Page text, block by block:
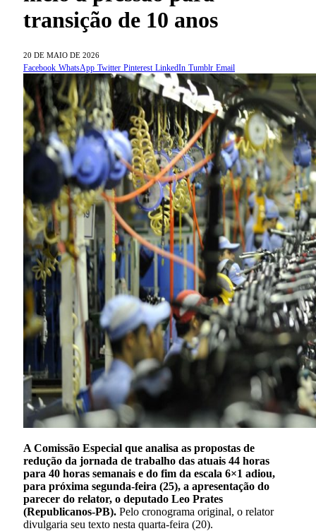
transição de 10 anos
20 DE MAIO DE 2026
Facebook WhatsApp Twitter Pinterest LinkedIn Tumblr Email
A Comissão Especial que analisa as propostas de
redução da jornada de trabalho das atuais 44 horas
para 40 horas semanais e do fim da escala 6×1 adiou,
para próxima segunda-feira (25), a apresentação do
parecer do relator, o deputado Leo Prates
(Republicanos-PB). Pelo cronograma original, o relator
divulgaria seu texto nesta quarta-feira (20).